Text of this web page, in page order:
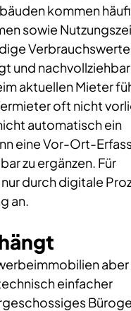
kommen
sowie
und nachvollziehbar
aktuellen Mieter
oft nicht
automatisch ein
eine Vor-Ort-
zu ergänzen. Für
durch digitale
an.
einfacher